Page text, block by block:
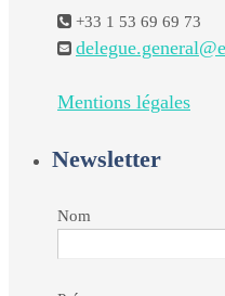
+33 1 53 69 69 73
Mentions légales
Newsletter
Nom